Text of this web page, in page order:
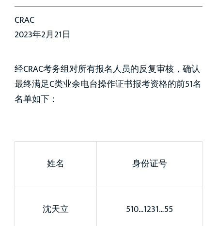
CRAC
2023年2月21日
经CRAC考务组对所有报名人员的反复审核，确认
最终满足C类业余电台操作证书报考资格的前51名
名单如下：
姓名 身份证号
沈天立 510…1231…55